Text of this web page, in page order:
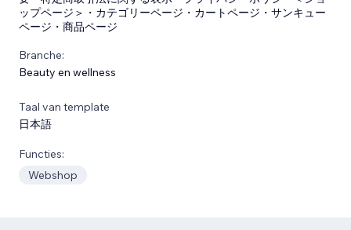
ップページ＞・カテゴリーページ・カートページ・サンキュー
ページ・商品ページ
Branche:
Beauty en wellness
Taal van template
日本語
Functies:
Webshop